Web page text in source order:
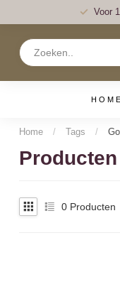
Voor
HOME
Home / Tags /
0 Producten